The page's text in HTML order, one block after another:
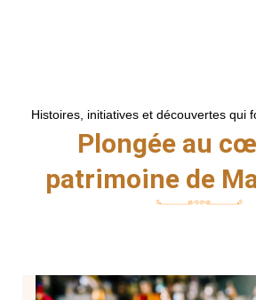
Histoires, initiatives et découvertes qui
Plongée au
patrimoine de